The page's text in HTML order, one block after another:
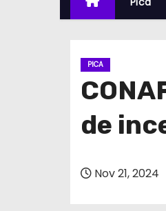
PICA
de
Nov 21, 2024